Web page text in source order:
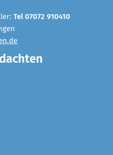
Tel 07072 910410